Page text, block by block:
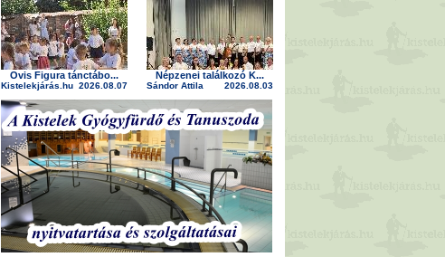
Ovis Figura tánctábo...
Kistelekjárás.hu 2026.08.07
Népzenei találkozó K...
Sándor Attila 2026.08.03